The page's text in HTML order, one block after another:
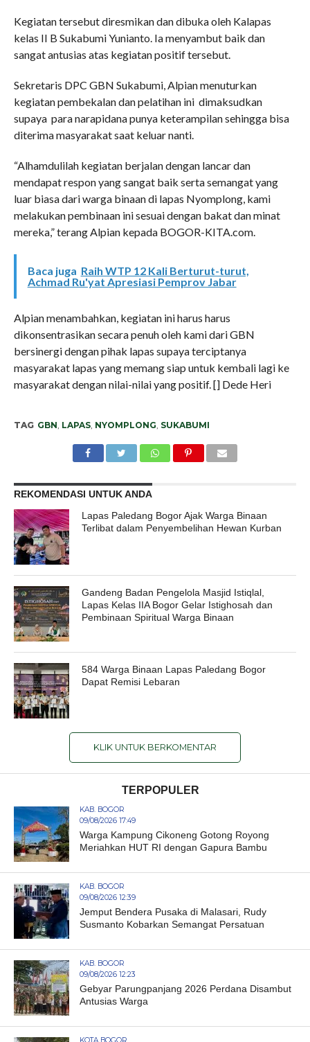
Kegiatan tersebut diresmikan dan dibuka oleh Kalapas
kelas II B Sukabumi Yunianto. Ia menyambut baik dan
sangat antusias atas kegiatan positif tersebut.
Sekretaris DPC GBN Sukabumi, Alpian menuturkan
kegiatan pembekalan dan pelatihan ini dimaksudkan
supaya para narapidana punya keterampilan sehingga bisa
diterima masyarakat saat keluar nanti.
“Alhamdulilah kegiatan berjalan dengan lancar dan
mendapat respon yang sangat baik serta semangat yang
luar biasa dari warga binaan di lapas Nyomplong, kami
melakukan pembinaan ini sesuai dengan bakat dan minat
mereka,” terang Alpian kepada BOGOR-KITA.com.
Baca juga Raih WTP 12 Kali Berturut-turut,
Achmad Ru'yat Apresiasi Pemprov Jabar
Alpian menambahkan, kegiatan ini harus harus
dikonsentrasikan secara penuh oleh kami dari GBN
bersinergi dengan pihak lapas supaya terciptanya
masyarakat lapas yang memang siap untuk kembali lagi ke
masyarakat dengan nilai-nilai yang positif. [] Dede Heri
TAG GBN, LAPAS, NYOMPLONG, SUKABUMI
REKOMENDASI UNTUK ANDA
Lapas Paledang Bogor Ajak Warga Binaan
Terlibat dalam Penyembelihan Hewan Kurban
Gandeng Badan Pengelola Masjid Istiqlal,
Lapas Kelas IIA Bogor Gelar Istighosah dan
Pembinaan Spiritual Warga Binaan
584 Warga Binaan Lapas Paledang Bogor
Dapat Remisi Lebaran
KLIK UNTUK BERKOMENTAR
TERPOPULER
KAB. BOGOR
09/08/2026 17:49
Warga Kampung Cikoneng Gotong Royong
Meriahkan HUT RI dengan Gapura Bambu
KAB. BOGOR
09/08/2026 12:39
Jemput Bendera Pusaka di Malasari, Rudy
Susmanto Kobarkan Semangat Persatuan
KAB. BOGOR
09/08/2026 12:23
Gebyar Parungpanjang 2026 Perdana Disambut
Antusias Warga